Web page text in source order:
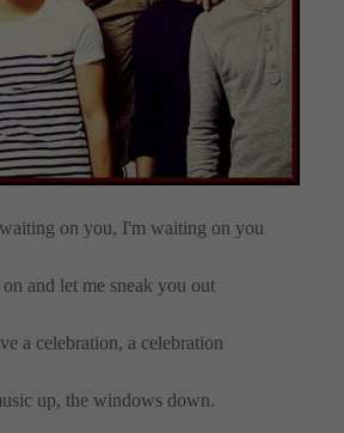
on you, I'm waiting on you
and let me sneak you out
a celebration, a celebration
up, the windows down.